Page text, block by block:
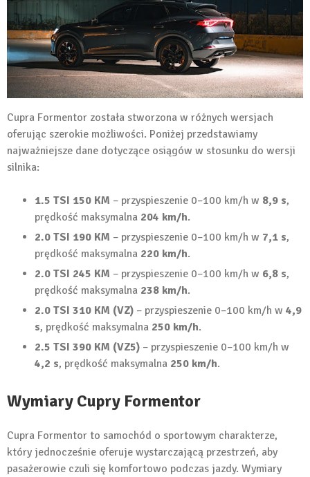
Cupra Formentor została stworzona w różnych wersjach
oferując szerokie możliwości. Poniżej przedstawiamy
najważniejsze dane dotyczące osiągów w stosunku do wersji
silnika:
1.5 TSI 150 KM – przyspieszenie 0–100 km/h w 8,9 s,
prędkość maksymalna 204 km/h.
2.0 TSI 190 KM – przyspieszenie 0–100 km/h w 7,1 s,
prędkość maksymalna 220 km/h.
2.0 TSI 245 KM – przyspieszenie 0–100 km/h w 6,8 s,
prędkość maksymalna 238 km/h.
2.0 TSI 310 KM (VZ) – przyspieszenie 0–100 km/h w 4,9
s, prędkość maksymalna 250 km/h.
2.5 TSI 390 KM (VZ5) – przyspieszenie 0–100 km/h w
4,2 s, prędkość maksymalna 250 km/h.
Wymiary Cupry Formentor
Cupra Formentor to samochód o sportowym charakterze,
który jednocześnie oferuje wystarczającą przestrzeń, aby
pasażerowie czuli się komfortowo podczas jazdy. Wymiary